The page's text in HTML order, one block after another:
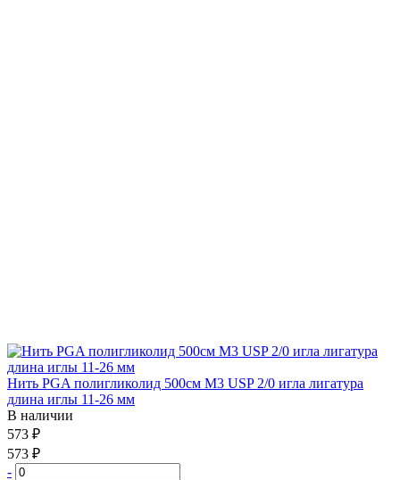
Нить PGA полигликолид 500см М3 USP 2/0 игла лигатура
длина иглы 11-26 мм
В наличии
573 ₽
573 ₽
-